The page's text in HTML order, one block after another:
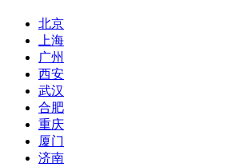
北京
上海
广州
西安
武汉
合肥
重庆
厦门
济南